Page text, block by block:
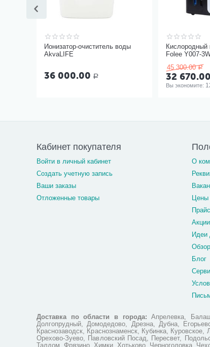
Ионизатор-очиститель воды
AkvaLIFE
36 000.00 Р
Кислородный
Folee Y007-
45 300.00 Р
32 670.00
Вы экономите:
Кабинет покупателя
Войти в личный кабинет
Создать учетную запись
Ваши заказы
Отложенные товары
О
Цены
Акции
Идеи
Блог
Доставка по области в города: Апрелевка,
Долгопрудный, Домодедово, Дрезна, Дубна,
Краснозаводск, Краснознаменск, Кубинка,
Орехово-Зуево, Павловский Посад, Пересвет,
Талдом, Фрязино, Химки, Хотьково, Черноголовка,